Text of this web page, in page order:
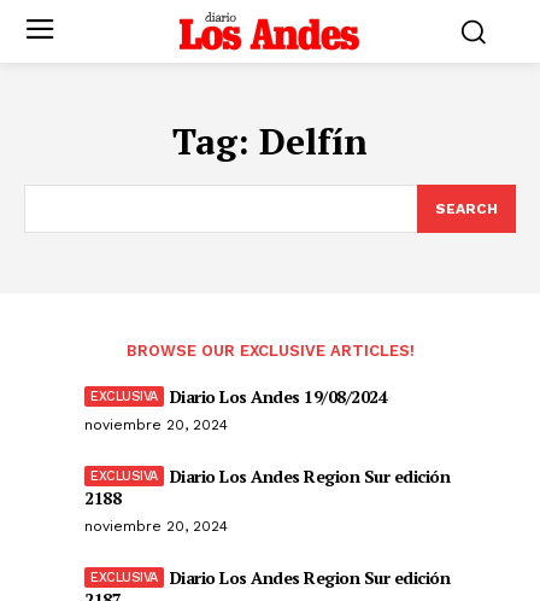
Tag: Delfín
SEARCH
BROWSE OUR EXCLUSIVE ARTICLES!
Diario Los Andes 19/08/2024
noviembre 20, 2024
Diario Los Andes Region Sur edición
2188
noviembre 20, 2024
Diario Los Andes Region Sur edición